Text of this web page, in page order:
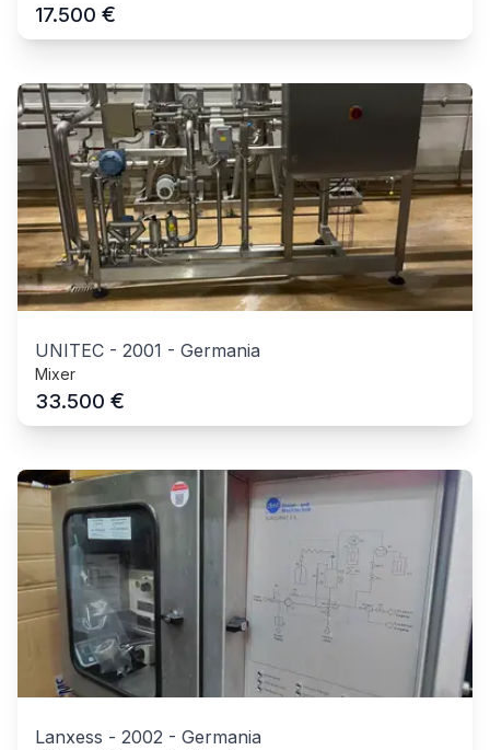
17.500 €
UNITEC - 2001 - Germania
Mixer
33.500 €
Lanxess - 2002 - Germania